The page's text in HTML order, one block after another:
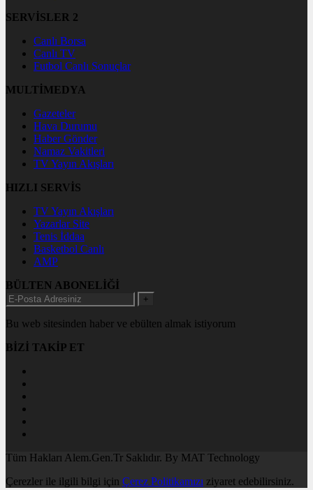
SERVİSLER 2
Canlı Borsa
Canlı TV
Futbol Canlı Sonuçlar
MULTİMEDYA
Gazeteler
Hava Durumu
Haber Gönder
Namaz Vakitleri
TV Yayın Akışları
HIZLI SERVİS
TV Yayın Akışları
Yazarlar Site
Tenis İddaa
Basketbol Canlı
AMP
BÜLTEN ABONELİĞİ
+
Bu web sitesinden haber ve ebülten almak istiyorum
BİZİ TAKİP ET
Tüm Hakları Alem.Gen.Tr Saklıdır. By MAT Technology
Çerezler ile ilgili bilgi için Çerez Politikamızı ziyaret edebilirsiniz.